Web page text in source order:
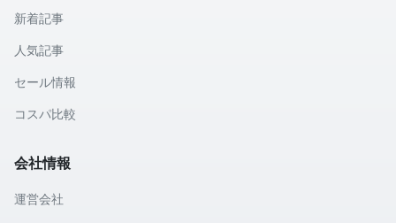
新着記事
人気記事
セール情報
コスパ比較
会社情報
運営会社